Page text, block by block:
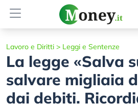
Lavoro e Diritti > Leggi e Sentenze
La legge «Salva
salvare migliaia
dai debiti.